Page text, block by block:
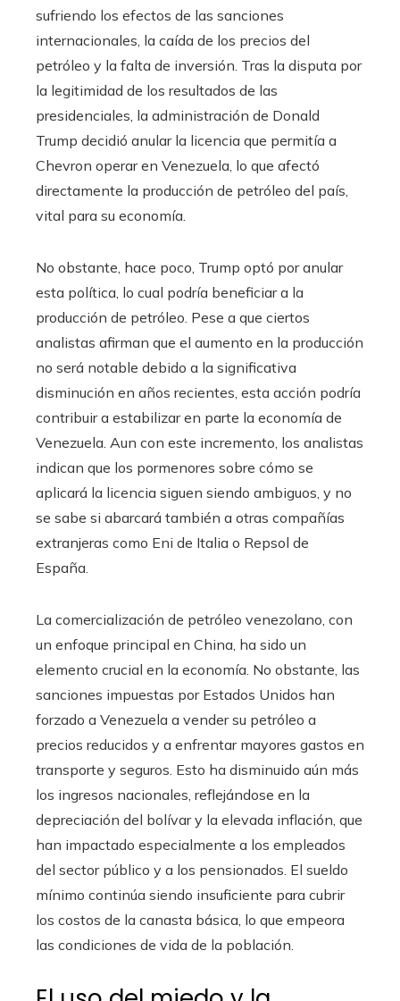
sufriendo los efectos de las sanciones
internacionales, la caída de los precios del
petróleo y la falta de inversión. Tras la disputa por
la legitimidad de los resultados de las
presidenciales, la administración de Donald
Trump decidió anular la licencia que permitía a
Chevron operar en Venezuela, lo que afectó
directamente la producción de petróleo del país,
vital para su economía.
No obstante, hace poco, Trump optó por anular
esta política, lo cual podría beneficiar a la
producción de petróleo. Pese a que ciertos
analistas afirman que el aumento en la producción
no será notable debido a la significativa
disminución en años recientes, esta acción podría
contribuir a estabilizar en parte la economía de
Venezuela. Aun con este incremento, los analistas
indican que los pormenores sobre cómo se
aplicará la licencia siguen siendo ambiguos, y no
se sabe si abarcará también a otras compañías
extranjeras como Eni de Italia o Repsol de
España.
La comercialización de petróleo venezolano, con
un enfoque principal en China, ha sido un
elemento crucial en la economía. No obstante, las
sanciones impuestas por Estados Unidos han
forzado a Venezuela a vender su petróleo a
precios reducidos y a enfrentar mayores gastos en
transporte y seguros. Esto ha disminuido aún más
los ingresos nacionales, reflejándose en la
depreciación del bolívar y la elevada inflación, que
han impactado especialmente a los empleados
del sector público y a los pensionados. El sueldo
mínimo continúa siendo insuficiente para cubrir
los costos de la canasta básica, lo que empeora
las condiciones de vida de la población.